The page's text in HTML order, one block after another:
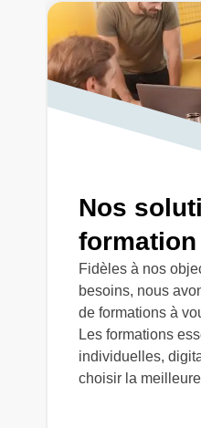
Nos
formation
Fidèles à nos
besoins, nous
de formations à
Les formations
individuelles,
choisir la